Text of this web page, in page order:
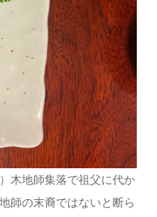
木地師集落で祖父に代か
師の末裔ではないと断ら